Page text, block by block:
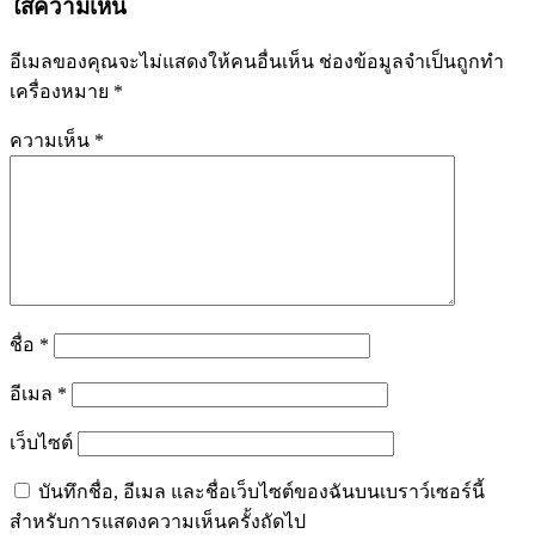
ใส่ความเห็น
อีเมลของคุณจะไม่แสดงให้คนอื่นเห็น ช่องข้อมูลจำเป็นถูกทำ
เครื่องหมาย *
ความเห็น *
ชื่อ *
อีเมล *
เว็บไซต์
บันทึกชื่อ, อีเมล และชื่อเว็บไซต์ของฉันบนเบราว์เซอร์นี้
สำหรับการแสดงความเห็นครั้งถัดไป